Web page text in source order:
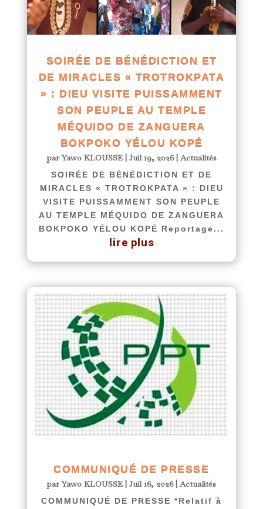
SOIRÉE DE BÉNÉDICTION ET
DE MIRACLES « TROTROKPATA
» : DIEU VISITE PUISSAMMENT
SON PEUPLE AU TEMPLE
MÉQUIDO DE ZANGUERA
BOKPOKO YÉLOU KOPÉ
parYawo KLOUSSE| Juil 19, 2026|Actualités
SOIRÉE DE BÉNÉDICTION ET DE
MIRACLES « TROTROKPATA » : DIEU
VISITE PUISSAMMENT SON PEUPLE
AU TEMPLE MÉQUIDO DE ZANGUERA
BOKPOKO YÉLOU KOPÉ Reportage...
lire plus
COMMUNIQUÉ DE PRESSE
parYawo KLOUSSE |Juil 16, 2026|Actualités
COMMUNIQUÉ DE PRESSE *Relatif à